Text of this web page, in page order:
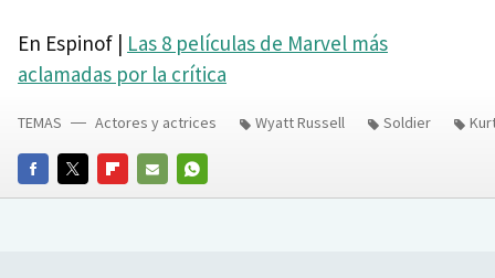
En Espinof | Las 8 películas de Marvel más
aclamadas por la crítica
FACEBOOKTWITTERFLIPBOARD
E-
WHATSAPP
TEMAS Actores y actrices Wyatt Russell Soldier